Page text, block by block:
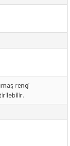
rengi